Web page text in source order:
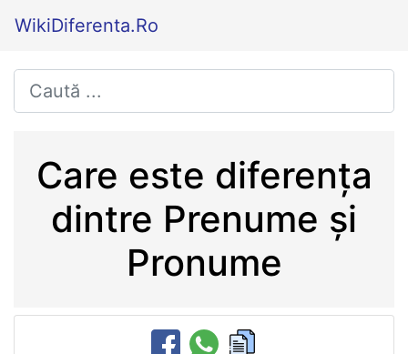
WikiDiferenta.Ro
Care este diferența
dintre Prenume și
Pronume